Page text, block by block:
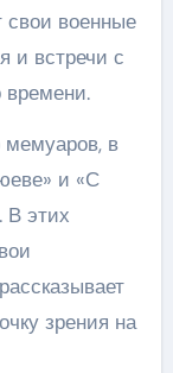
свои военные
и встречи с
мемуаров, в
и «С
В этих
зрения на